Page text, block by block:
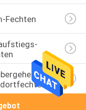
Fechten